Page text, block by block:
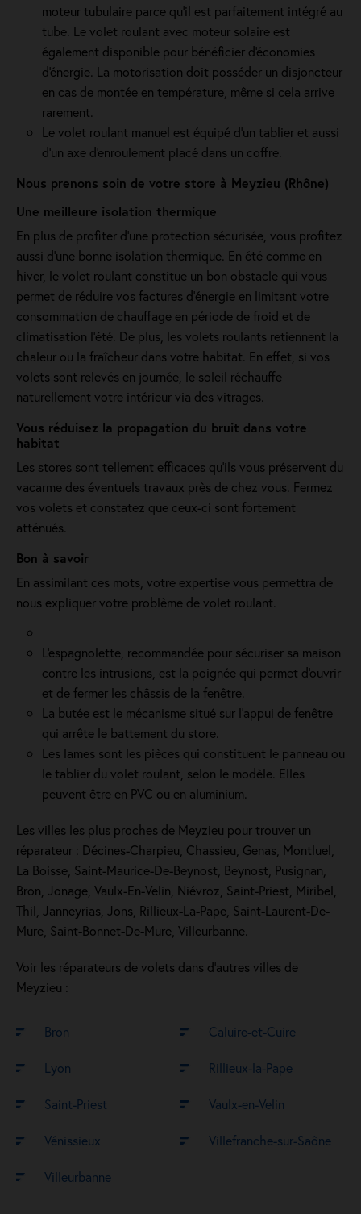
moteur tubulaire parce qu'il est parfaitement intégré au
tube. Le volet roulant avec moteur solaire est
également disponible pour bénéficier d'économies
d'énergie. La motorisation doit posséder un disjoncteur
en cas de montée en température, même si cela arrive
rarement.
Le volet roulant manuel est équipé d'un tablier et aussi
d'un axe d'enroulement placé dans un coffre.
Nous prenons soin de votre store à Meyzieu (Rhône)
Une meilleure isolation thermique
En plus de profiter d'une protection sécurisée, vous profitez
aussi d'une bonne isolation thermique. En été comme en
hiver, le volet roulant constitue un bon obstacle qui vous
permet de réduire vos factures d’énergie en limitant votre
consommation de chauffage en période de froid et de
climatisation l’été. De plus, les volets roulants retiennent la
chaleur ou la fraîcheur dans votre habitat. En effet, si vos
volets sont relevés en journée, le soleil réchauffe
naturellement votre intérieur via des vitrages.
Vous réduisez la propagation du bruit dans votre
habitat
Les stores sont tellement efficaces qu’ils vous préservent du
vacarme des éventuels travaux près de chez vous. Fermez
vos volets et constatez que ceux-ci sont fortement
atténués.
Bon à savoir
En assimilant ces mots, votre expertise vous permettra de
nous expliquer votre problème de volet roulant.
L'espagnolette, recommandée pour sécuriser sa maison
contre les intrusions, est la poignée qui permet d'ouvrir
et de fermer les châssis de la fenêtre.
La butée est le mécanisme situé sur l’appui de fenêtre
qui arrête le battement du store.
Les lames sont les pièces qui constituent le panneau ou
le tablier du volet roulant, selon le modèle. Elles
peuvent être en PVC ou en aluminium.
Les villes les plus proches de Meyzieu pour trouver un
réparateur : Décines-Charpieu, Chassieu, Genas, Montluel,
La Boisse, Saint-Maurice-De-Beynost, Beynost, Pusignan,
Bron, Jonage, Vaulx-En-Velin, Niévroz, Saint-Priest, Miribel,
Thil, Janneyrias, Jons, Rillieux-La-Pape, Saint-Laurent-De-
Mure, Saint-Bonnet-De-Mure, Villeurbanne.
Voir les réparateurs de volets dans d’autres villes de
Meyzieu :
Bron Caluire-et-Cuire
Lyon Rillieux-la-Pape
Saint-Priest Vaulx-en-Velin
Vénissieux Villefranche-sur-Saône
Villeurbanne